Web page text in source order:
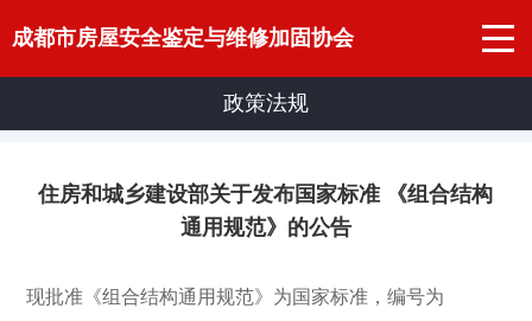
成都市房屋安全鉴定与维修加固协会
政策法规
住房和城乡建设部关于发布国家标准 《组合结构
通用规范》的公告
现批准《组合结构通用规范》为国家标准，编号为